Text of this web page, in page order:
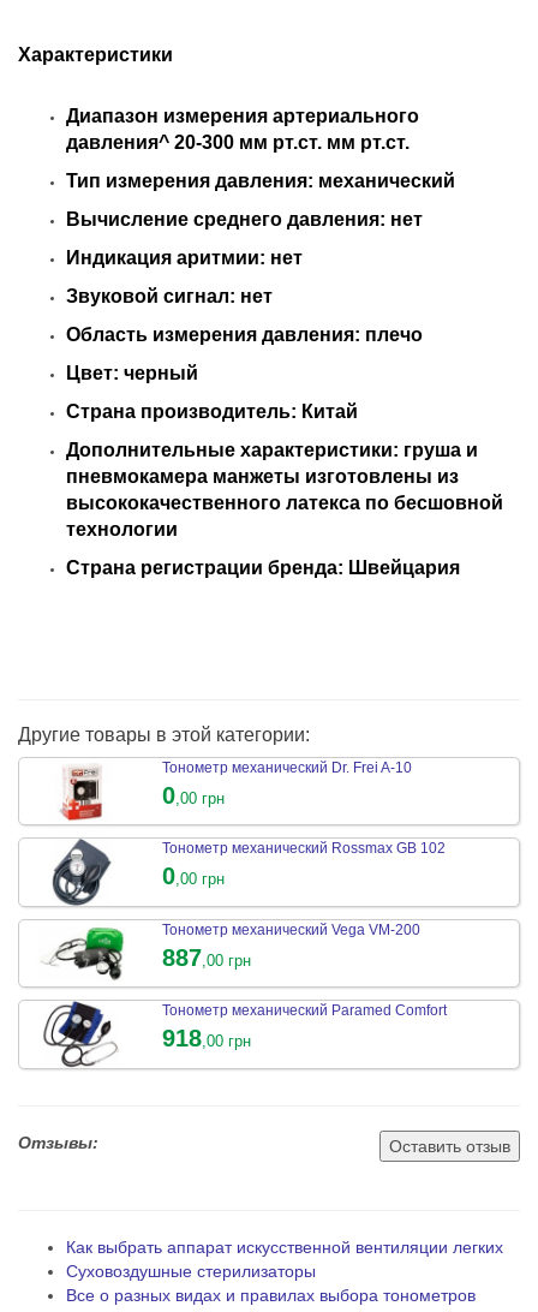
Характеристики
Диапазон измерения артериального
давления^ 20-300 мм рт.ст. мм рт.ст.
Тип измерения давления: механический
Вычисление среднего давления: нет
Индикация аритмии: нет
Звуковой сигнал: нет
Область измерения давления: плечо
Цвет: черный
Страна производитель: Китай
Дополнительные характеристики: груша и
пневмокамера манжеты изготовлены из
высококачественного латекса по бесшовной
технологии
Страна регистрации бренда: Швейцария
Другие товары в этой категории:
Тонометр механический Dr. Frei A-10
0 ,00 грн
Тонометр механический Rossmax GB 102
0,00 грн
Тонометр механический Vega VМ-200
887 ,00 грн
Тонометр механический Paramed Comfort
918,00 грн
Отзывы: Оставить отзыв
Как выбрать аппарат искусственной вентиляции легких
Суховоздушные стерилизаторы
Все о разных видах и правилах выбора тонометров